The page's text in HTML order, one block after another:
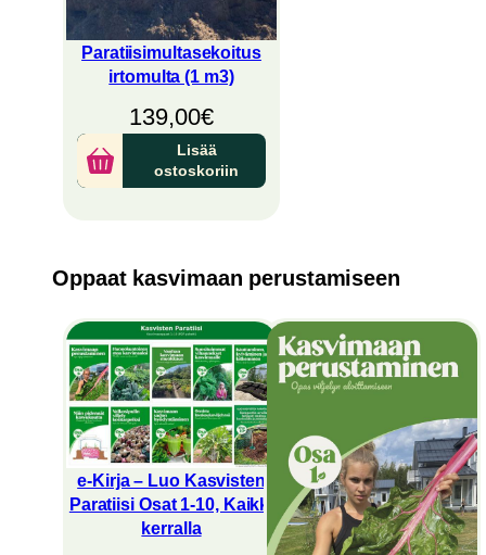
Paratiisimultasekoitus
irtomulta (1 m3)
139,00€
Lisää
ostoskoriin
Oppaat kasvimaan perustamiseen
e-Kirja – Luo Kasvisten
Paratiisi Osat 1-10, Kaikki
kerralla